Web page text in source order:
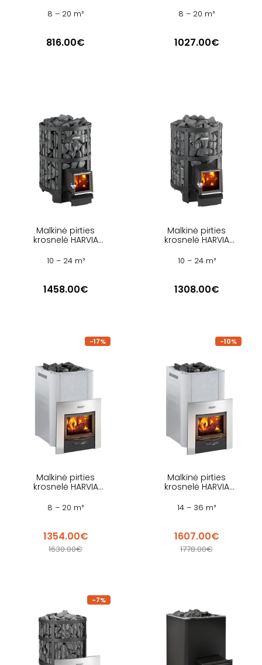
8 – 20 m³
816.00€
BLACK
8 – 20 m³
1027.00€
Malkinė pirties
krosnelė HARVIA
BIMSCHV2 BLACK
10 – 24 m³
1458.00€
Malkinė pirties
krosnelė HARVIA
BLACK
10 – 24 m³
1308.00€
-17%
Malkinė pirties
krosnelė HARVIA
8 – 20 m³
1354.00€
1630.00€
-10%
Malkinė pirties
krosnelė HARVIA
14 – 36 m³
1607.00€
1778.00€
-7%